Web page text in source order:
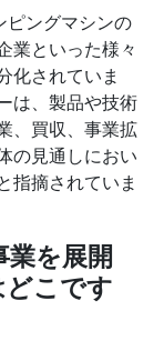
ピングマシンの
業といった様々
化されていま
は、製品や技術
、買収、事業拡
の見通しにおい
指摘されていま
を展開
どこです